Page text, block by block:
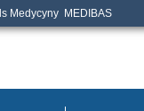
Medycyny MEDIBAS